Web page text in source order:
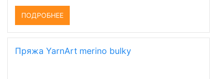
ПОДРОБНЕЕ
Пряжа YarnArt merino bulky